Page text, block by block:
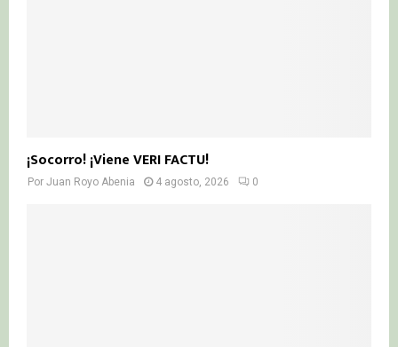
¡Socorro! ¡Viene VERI FACTU!
Por Juan Royo Abenia 4 agosto, 2026 0